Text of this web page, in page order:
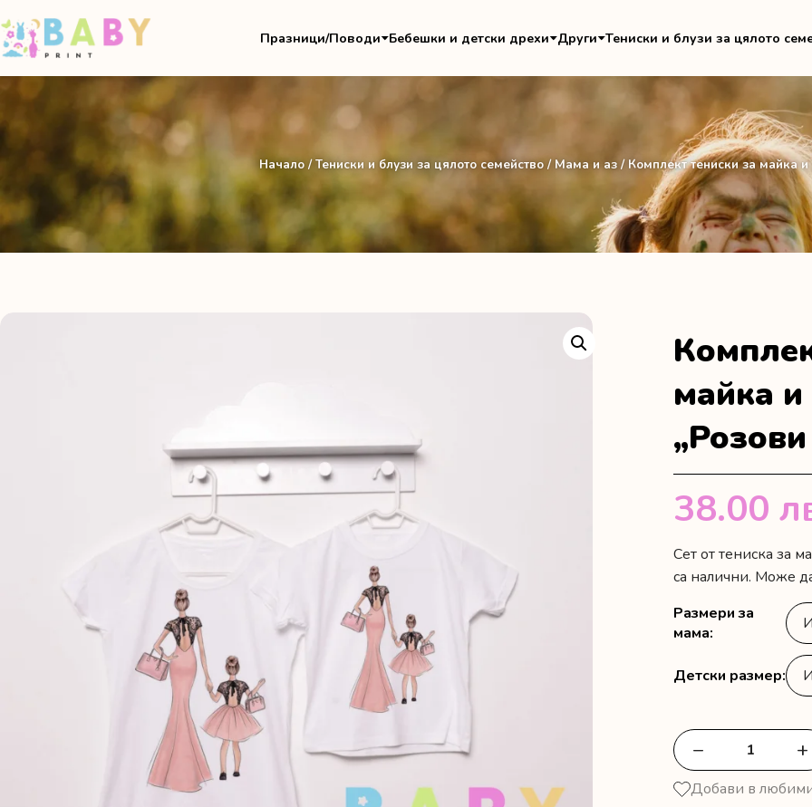
Празници/Поводи Бебешки и детски дрехи Други Тениски и блузи за цялото
Начало/Тениски и блузи за цялото семейство/Мама и аз/ Комплект тениски за майка
майка
38.00
Сет от тениска за
са налични. Може
Размери за
мама
Детски размер
количество
за
Комплект
− +
Добави в